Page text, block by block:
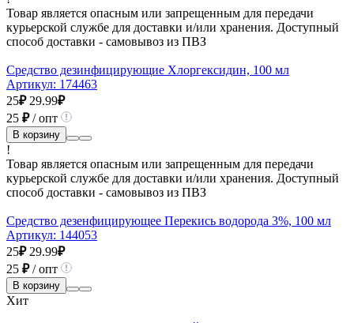
Товар является опасным или запрещенным для передачи
курьерской службе для доставки и/или хранения. Доступный
способ доставки - самовывоз из ПВЗ
Средство дезинфицирующие Хлоргексидин, 100 мл
Артикул: 174463
25₽ 29.99₽
25 ₽/ опт
В корзину
!
Товар является опасным или запрещенным для передачи
курьерской службе для доставки и/или хранения. Доступный
способ доставки - самовывоз из ПВЗ
Средство дезенфицирующее Перекись водорода 3%, 100 мл
Артикул: 144053
25₽ 29.99₽
25 ₽/ опт
В корзину
Хит